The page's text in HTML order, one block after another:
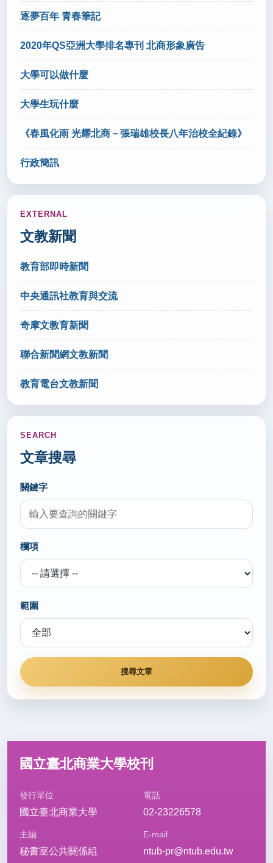
2026/07/01
(轉載自 中央社 115.7.1)
秘書室公關組
2026/06/30
台27大學上榜(轉載自 太報 115.6.30)
秘書室公關組
AI融入特色課程 新北10校獲校訂課程亮點肯定(轉載
秘書室公關組
全教產批「教師解聘法」黑箱 要求廢除校事會議制度
(轉載自 聯合報 115.6.26)
秘書室公關組
2026/06/25
新北學習扶助績優表揚 AI助攻找回學習自信(轉載自
秘書室公關組
2026/06/23
新北攜手15所大學 推2千多個未來探索名額(轉載自
國立教育廣播電台 115.6.23)
秘書室公關組
TPSF國際配對平台媒合量逐年成長 台灣中小學交流
拓展16國(轉載自 聯合報 115.6.22)
秘書室公關組
2026/06/18
考試院會今通過 115年高普考增列需用名額1614名
秘書室公關組
(轉載自 中央社 115.6.17)
秘書室公關組
2026/06/16
北市技高逾80名額可直升頂尖科大 有望直攻碩士、
秘書室公關組
逐夢百年 青春筆記
2020年QS亞洲大學排名專刊 北商形象廣告
大學可以做什麼
大學生玩什麼
《春風化雨 光耀北商－張瑞雄校長八年治校全紀錄》
行政簡訊
EXTERNAL
文教新聞
教育部即時新聞
中央通訊社教育與交流
奇摩文教育新聞
聯合新聞網文教新聞
教育電台文教新聞
SEARCH
文章搜尋
關鍵字
欄項
範圍
國立臺北商業大學校刊
發行單位
國立臺北商業大學
電話
02-23226578
主編
秘書室公共關係組
E-mail
ntub-pr@ntub.edu.tw